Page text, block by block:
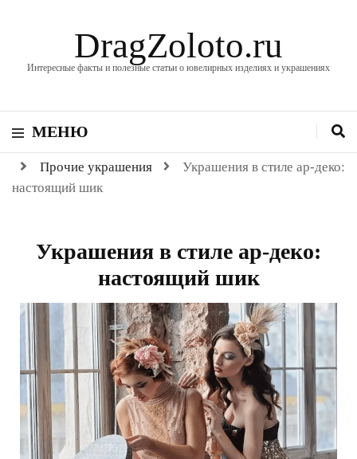
DragZoloto.ru
Интересные факты и полезные статьи о ювелирных изделиях и украшениях
МЕНЮ
Прочие украшения
Украшения в стиле ар-деко:
настоящий шик
Украшения в стиле ар-деко:
настоящий шик